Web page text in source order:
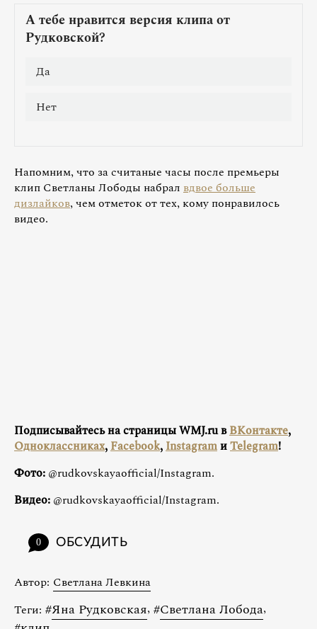
Напомним, что за считаные часы после премьеры
клип Светланы Лободы набрал вдвое больше
дизлайков, чем отметок от тех, кому понравилось
видео.
Подписывайтесь на страницы WMJ.ru вВКонтакте,
Одноклассниках,Facebook,InstagramиTelegram!
Фото: @rudkovskayaofficial/Instagram.
Видео: @rudkovskayaofficial/Instagram.
0 ОБСУДИТЬ
Автор: Светлана Левкина
Теги: #Яна Рудковская, #Светлана Лобода,